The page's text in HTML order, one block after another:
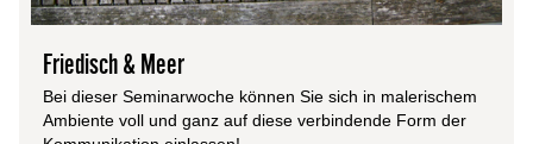
Friedisch & Meer
Bei dieser Semi­n­ar­wo­che kön­nen Sie sich in male­ri­schem
Ambi­ente voll und ganz auf diese ver­bin­dende Form der